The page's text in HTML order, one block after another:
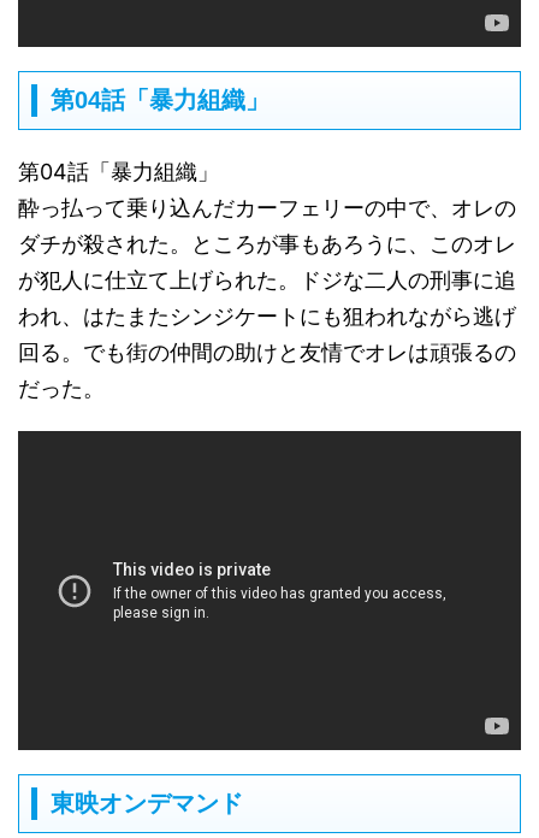
第04話「暴力組織」
第04話「暴力組織」
酔っ払って乗り込んだカーフェリーの中で、オレの
ダチが殺された。ところが事もあろうに、このオレ
が犯人に仕立て上げられた。ドジな二人の刑事に追
われ、はたまたシンジケートにも狙われながら逃げ
回る。でも街の仲間の助けと友情でオレは頑張るの
だった。
東映オンデマンド